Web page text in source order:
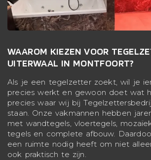
WAAROM KIEZEN VOOR
UITERWAAL IN MONTFOORT?
Als je een tegelzetter zoekt, wil je
precies werkt en gewoon doet wat
precies waar wij bij
staan. Onze vakmannen hebben
met wandtegels, vloertegels,
tegels en complete afbouw.
een ruimte nodig heeft om niet
ook praktisch te zijn.